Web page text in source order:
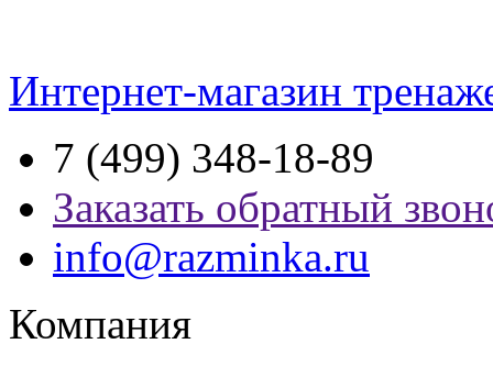
Интернет-магазин
7 (499) 348-18-89
Заказать обратный
info@razminka.ru
Компания